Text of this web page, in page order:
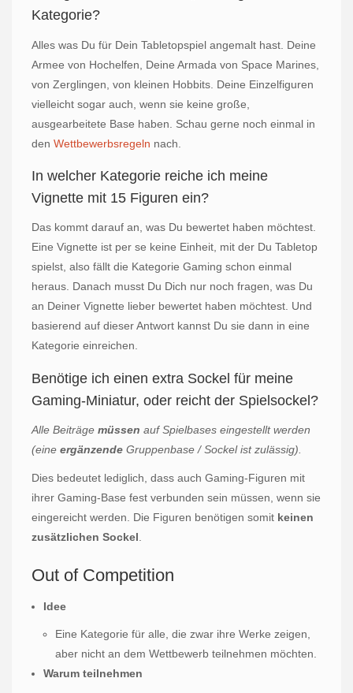
Kategorie?
Alles was Du für Dein Tabletopspiel angemalt hast. Deine
Armee von Hochelfen, Deine Armada von Space Marines,
von Zerglingen, von kleinen Hobbits. Deine Einzelfiguren
vielleicht sogar auch, wenn sie keine große,
ausgearbeitete Base haben. Schau gerne noch einmal in
den Wettbewerbsregeln nach.
In welcher Kategorie reiche ich meine
Vignette mit 15 Figuren ein?
Das kommt darauf an, was Du bewertet haben möchtest.
Eine Vignette ist per se keine Einheit, mit der Du Tabletop
spielst, also fällt die Kategorie Gaming schon einmal
heraus. Danach musst Du Dich nur noch fragen, was Du
an Deiner Vignette lieber bewertet haben möchtest. Und
basierend auf dieser Antwort kannst Du sie dann in eine
Kategorie einreichen.
Benötige ich einen extra Sockel für meine
Gaming-Miniatur, oder reicht der Spielsockel?
Alle Beiträge müssen auf Spielbases eingestellt werden
(eine ergänzende Gruppenbase / Sockel ist zulässig).
Dies bedeutet lediglich, dass auch Gaming-Figuren mit
ihrer Gaming-Base fest verbunden sein müssen, wenn sie
eingereicht werden. Die Figuren benötigen somit keinen
zusätzlichen Sockel
Out of Competition
Idee
Eine Kategorie für alle, die zwar ihre Werke zeigen,
aber nicht an dem Wettbewerb teilnehmen möchten.
Warum teilnehmen